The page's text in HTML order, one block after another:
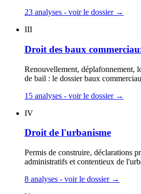
23 analyses - voir le dossier →
III
Droit des baux
Renouvellement, déplafonnement,
de bail : le dossier baux
15 analyses - voir le dossier →
IV
Droit de l'urbanisme
Permis de construire, déclarations
administratifs et contentieux de
8 analyses - voir le dossier →